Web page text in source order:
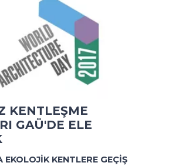
KENTLEŞME
GAÜ'DE ELE
KENTLERE GEÇİŞ